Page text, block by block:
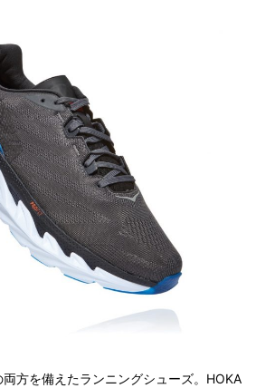
方を備えたランニングシューズ。HOKA